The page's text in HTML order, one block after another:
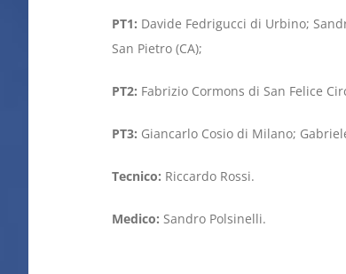
PT1: Davide Fedrigucci di Urbino;
San Pietro (CA);
PT2: Fabrizio Cormons di San Felice
PT3: Giancarlo Cosio di Milano;
Tecnico: Riccardo Rossi.
Medico: Sandro Polsinelli.